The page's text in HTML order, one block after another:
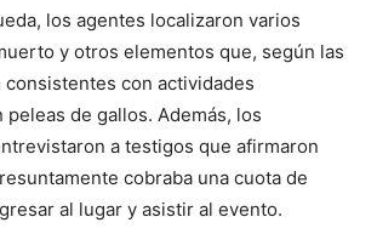
los agentes localizaron varios
y otros elementos que, según las
con actividades
peleas de gallos. Además, los
a testigos que afirmaron
cobraba una cuota de
al lugar y asistir al evento.